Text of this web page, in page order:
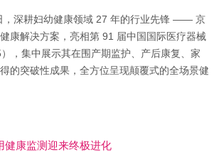
，深耕妇幼健康领域 27 年的行业先锋 —— 京
康解决方案，亮相第 91 届中国国际医疗器械
，集中展示其在围产期监护、产后康复、家
的突破性成果，全方位呈现颠覆式的全场景健
健康监测迎来终极进化